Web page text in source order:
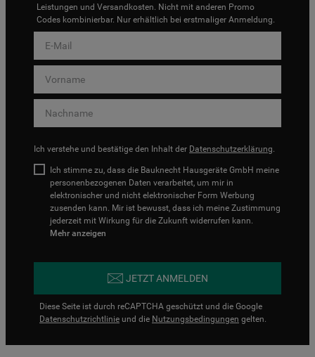
Leistungen und Versandkosten. Nicht mit anderen Promo
Codes kombinierbar. Nur erhältlich bei erstmaliger Anmeldung.
Ich verstehe und bestätige den Inhalt der Datenschutzerklärung.
Ich stimme zu, dass die Bauknecht Hausgeräte GmbH meine
personenbezogenen Daten verarbeitet, um mir in
elektronischer und nicht elektronischer Form Werbung
zusenden kann. Mir ist bewusst, dass ich meine Zustimmung
jederzeit mit Wirkung für die Zukunft widerrufen kann.
Mehr anzeigen
JETZT ANMELDEN
Diese Seite ist durch reCAPTCHA geschützt und die Google
Datenschutzrichtlinie und die Nutzungsbedingungen gelten.